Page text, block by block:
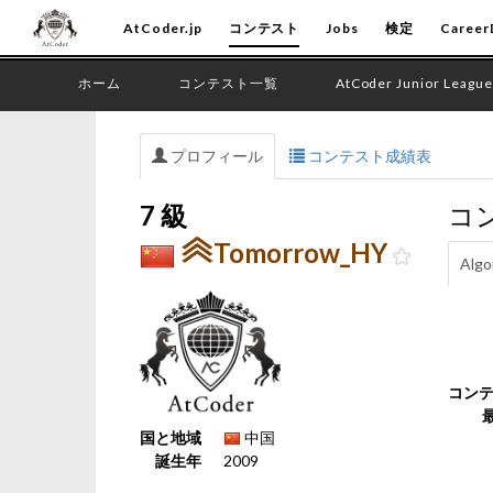
AtCoder.jp コンテスト Jobs 検定
ホーム コンテスト一覧 AtCoder Junior League
プロフィール コンテスト成績表
7 級
Tomorrow_HY
国と地域
中国
誕生年
2009
コ
コン